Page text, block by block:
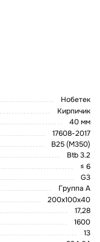
Нобетек
Кирпичик
40 мм
17608-2017
В25 (М350)
Btb 3.2
≤ 6
G3
Группа А
200х100х40
17,28
1600
13